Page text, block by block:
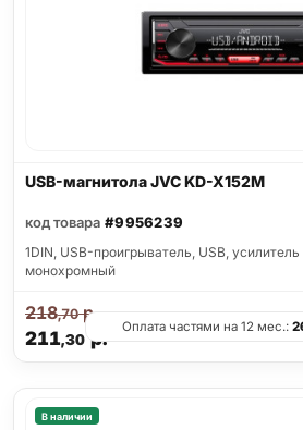
USB-магнитола JVC KD-X152M
код товара #9956239
1DIN, USB-проигрыватель, USB,
монохромный
211,30р.
218,70р.
Оплата частями на 12 мес.:
В наличии